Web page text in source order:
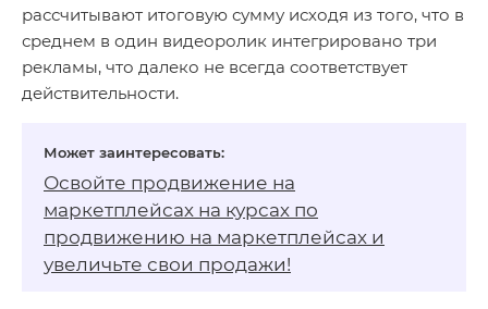
рассчитывают итоговую сумму исходя из того, что в
среднем в один видеоролик интегрировано три
рекламы, что далеко не всегда соответствует
действительности.
Освойте продвижение на
маркетплейсах на курсах по
продвижению на маркетплейсах и
увеличьте свои продажи!